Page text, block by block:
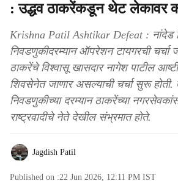
: उद्धव ठाकरेंकडून थेट लेकावर
Krishna Patil Ashtikar Defeat : नांदेड
निवडणुकीदरम्यान ऑपरेशन टायगरची चर्चा
ठाकरेंचे विश्वासू खासदार नागेश पाटील
शिवसेनेत जाणार असल्याची चर्चा सुरू होती.
निवडणुकीच्या दरम्यान ठाकरेंच्या
राष्ट्रवादीचे नेते देखील संभ्रमात होते.
Jagdish Patil
Published on :22 Jun 2026, 12:11 PM IST